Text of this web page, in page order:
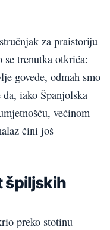
za praistoriju
se trenutka otkrića:
govede, odmah smo
iako Španjolska
većinom
čini još
špiljskih
preko stotinu